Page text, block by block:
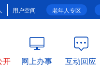
老年人专区
用户空间
开 网上办事 互动回应